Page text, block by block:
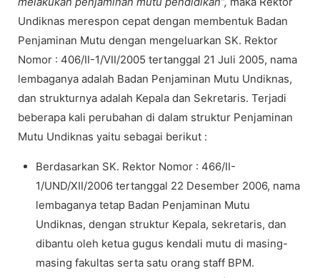
Undiknas merespon cepat dengan membentuk Badan
Penjaminan Mutu dengan mengeluarkan SK. Rektor
Nomor : 406/II-1/VII/2005 tertanggal 21 Juli 2005, nama
lembaganya adalah Badan Penjaminan Mutu Undiknas,
dan strukturnya adalah Kepala dan Sekretaris. Terjadi
beberapa kali perubahan di dalam struktur Penjaminan
Mutu Undiknas yaitu sebagai berikut :
Berdasarkan SK. Rektor Nomor : 466/II-
1/UND/XII/2006 tertanggal 22 Desember 2006, nama
lembaganya tetap Badan Penjaminan Mutu
Undiknas, dengan struktur Kepala, sekretaris, dan
dibantu oleh ketua gugus kendali mutu di masing-
masing fakultas serta satu orang staff BPM.